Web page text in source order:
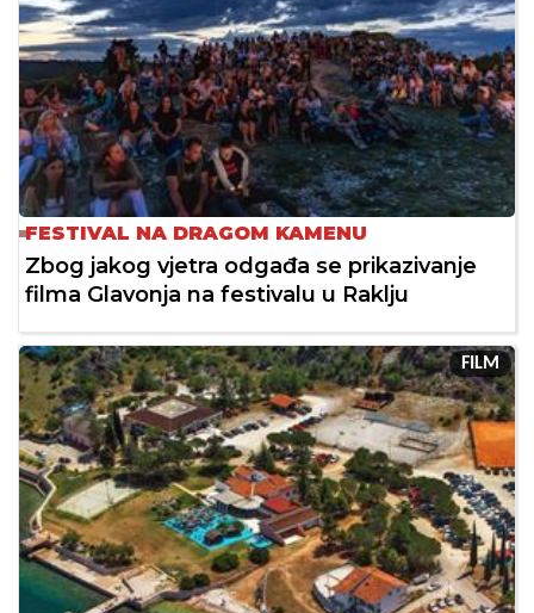
FESTIVAL NA DRAGOM KAMENU
Zbog jakog vjetra odgađa se prikazivanje
filma Glavonja na festivalu u Raklju
FILM